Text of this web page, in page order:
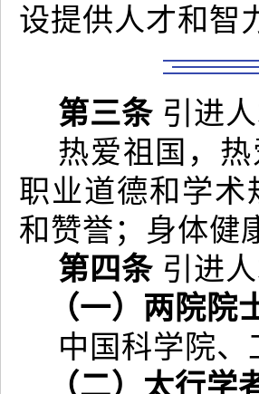
设提供人才和智
第三条 引进
热爱祖国，
职业道德和学
和赞誉；身体健
第四条 引进
（一）两院院
中国科学院
（二）太行学